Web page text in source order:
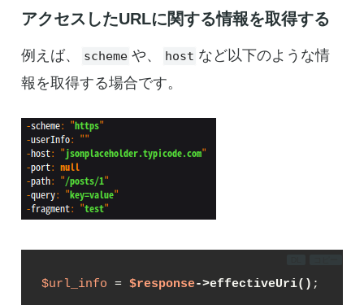
アクセスしたURLに関する情報を取得する
例えば、 scheme や、 host など以下のような情
報を取得する場合です。
$url_info = $response->effectiveUri() ;